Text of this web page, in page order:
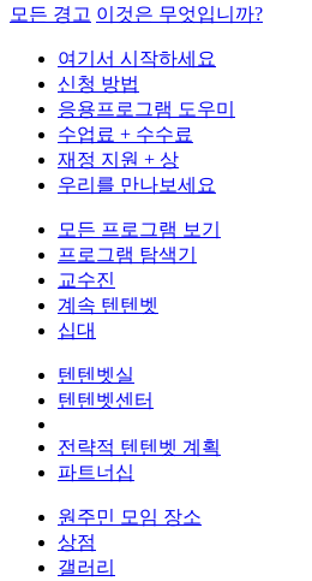
모든 경고 이것은 무엇입니까?
여기서 시작하세요
신청 방법
응용프로그램 도우미
수업료 + 수수료
재정 지원 + 상
우리를 만나보세요
모든 프로그램 보기
프로그램 탐색기
교수진
계속 텐텐벳
십대
텐텐벳실
텐텐벳센터
전략적 텐텐벳 계획
파트너십
원주민 모임 장소
상점
갤러리